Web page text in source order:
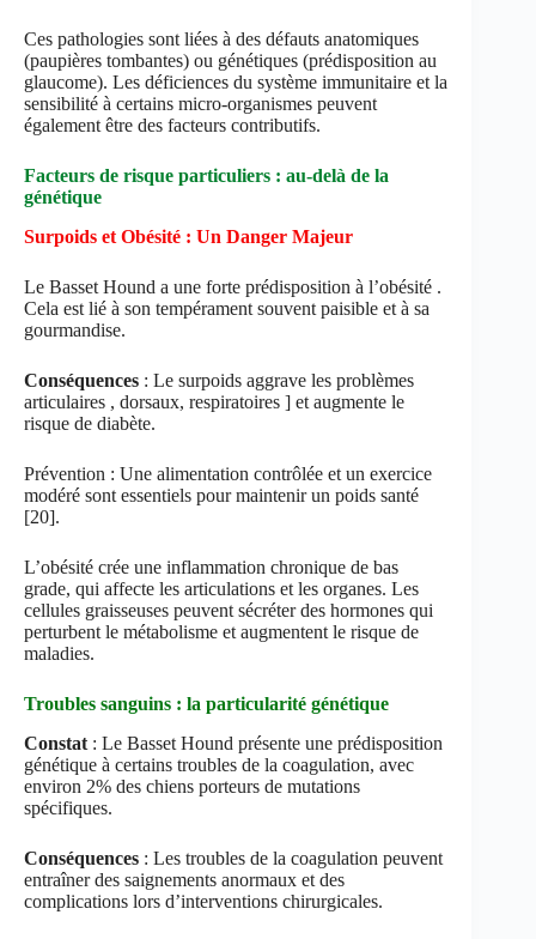
Ces pathologies sont liées à des défauts anatomiques
(paupières tombantes) ou génétiques (prédisposition au
glaucome). Les déficiences du système immunitaire et la
sensibilité à certains micro-organismes peuvent
également être des facteurs contributifs.
Facteurs de risque particuliers : au-delà de la
génétique
Surpoids et Obésité : Un Danger Majeur
Le Basset Hound a une forte prédisposition à l’obésité .
Cela est lié à son tempérament souvent paisible et à sa
gourmandise.
Conséquences : Le surpoids aggrave les problèmes
articulaires , dorsaux, respiratoires ] et augmente le
risque de diabète.
Prévention : Une alimentation contrôlée et un exercice
modéré sont essentiels pour maintenir un poids santé
[20].
L’obésité crée une inflammation chronique de bas
grade, qui affecte les articulations et les organes. Les
cellules graisseuses peuvent sécréter des hormones qui
perturbent le métabolisme et augmentent le risque de
maladies.
Troubles sanguins : la particularité génétique
Constat : Le Basset Hound présente une prédisposition
génétique à certains troubles de la coagulation, avec
environ 2% des chiens porteurs de mutations
spécifiques.
Conséquences : Les troubles de la coagulation peuvent
entraîner des saignements anormaux et des
complications lors d’interventions chirurgicales.